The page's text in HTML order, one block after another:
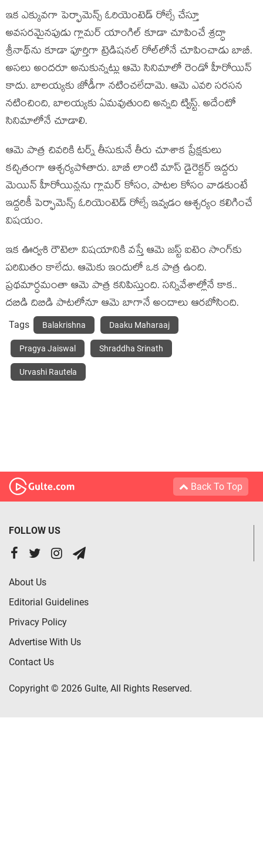
ఇక ఎక్కువగా పెర్ఫామెన్స్ ఓరియెంటెడ్ రోల్సే చేస్తూ
అవసరమైనపుడు గ్లామర్ యాంగిల్ కూడా చూపించే శ్రద్ధా
శ్రీనాథ్‌ను కూడా పూర్తిగా ట్రెడిషనల్‌ రోల్‌లోనే చూపించాడు బాబీ.
అసలు అందరూ అనుకున్నట్లు ఆమె సినిమాలో రెండో హీరోయిన్
కాదు. బాలయ్యకు జోడీగా నటించలేదామె. ఆమె ఎవరి సరసన
నటించింది, బాలయ్యకు ఏమవుతుంది అన్నది ట్విస్ట్. అదేంటో
సినిమాలోనే చూడాలి.
ఆమె పాత్ర చివరికి టర్న్ తీసుకునే తీరు చూశాక ప్రేక్షకులు
కచ్చితంగా ఆశ్చర్యపోతారు. బాబీ లాంటి మాస్ డైరెక్టర్ ఇద్దరు
మెయిన్ హీరోయిన్లను గ్లామర్ కోసం, పాటల కోసం వాడకుంటే
ఇద్దరికీ పెర్ఫామెన్స్ ఓరియెంటెడ్ రోల్సే ఇవ్వడం ఆశ్చర్యం కలిగించే
విషయం.
ఇక ఊర్వశి రౌటెలా విషయానికి వస్తే ఆమె జస్ట్ ఐటెం సాంగ్‌కు
పరిమితం కాలేదు. ఆమెకు ఇందులో ఒక పాత్ర ఉంది.
ప్రథమార్ధమంతా ఆమె పాత్ర కనిపిస్తుంది. సన్నివేశాల్లోనే కాక..
దబిడి దిబిడి పాటలోనూ ఆమె బాగానే అందాలు ఆరబోసింది.
Tags Balakrishna Daaku Maharaaj
Pragya Jaiswal Shraddha Srinath
Urvashi Rautela
Back To Top
FOLLOW US
About Us
Editorial Guidelines
Privacy Policy
Advertise With Us
Contact Us
Copyright © 2026 Gulte, All Rights Reserved.